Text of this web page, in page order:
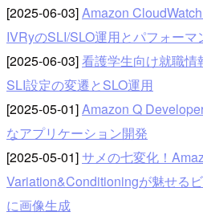
[2025-06-03]Amazon
IVRyのSLI/SLO運用とパフォーマ
[2025-06-03]看護学生向け就職情
SLI設定の変遷とSLO運用
[2025-05-01]Amazon Q
なアプリケーション開発
[2025-05-01]サメの七変化！
Variation&Conditioningが魅せる
に画像生成